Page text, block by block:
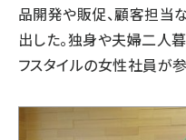
品開発や販促、顧客担当
出した。独身や夫婦二人
フスタイルの女性社員が参